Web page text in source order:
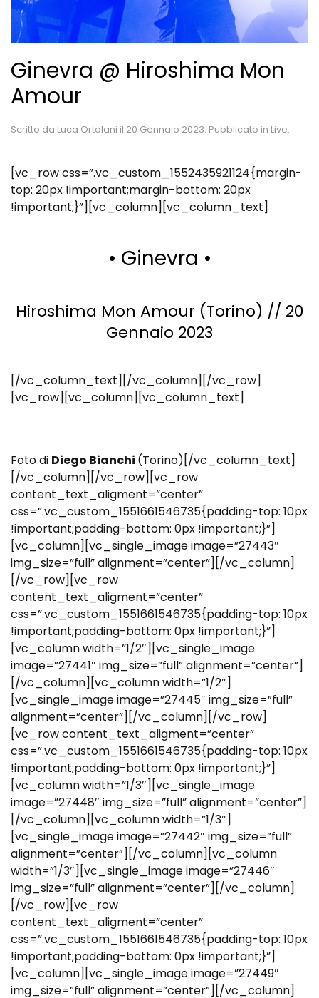
Ginevra @ Hiroshima Mon
Amour
Scritto da Luca Ortolani il 20 Gennaio 2023. Pubblicato in Live.
[vc_row css=”.vc_custom_1552435921124{margin-
top: 20px !important;margin-bottom: 20px
!important;}”][vc_column][vc_column_text]
• Ginevra •
Hiroshima Mon Amour (Torino) // 20
Gennaio 2023
[/vc_column_text][/vc_column][/vc_row]
[vc_row][vc_column][vc_column_text]
Foto di Diego Bianchi (Torino)[/vc_column_text]
[/vc_column][/vc_row][vc_row
content_text_aligment=”center”
css=”.vc_custom_1551661546735{padding-top: 10px
!important;padding-bottom: 0px !important;}”]
[vc_column][vc_single_image image=”27443″
img_size=”full” alignment=”center”][/vc_column]
[/vc_row][vc_row
content_text_aligment=”center”
css=”.vc_custom_1551661546735{padding-top: 10px
!important;padding-bottom: 0px !important;}”]
[vc_column width=”1/2″][vc_single_image
image=”27441″ img_size=”full” alignment=”center”]
[/vc_column][vc_column width=”1/2″]
[vc_single_image image=”27445″ img_size=”full”
alignment=”center”][/vc_column][/vc_row]
[vc_row content_text_aligment=”center”
css=”.vc_custom_1551661546735{padding-top: 10px
!important;padding-bottom: 0px !important;}”]
[vc_column width=”1/3″][vc_single_image
image=”27448″ img_size=”full” alignment=”center”]
[/vc_column][vc_column width=”1/3″]
[vc_single_image image=”27442″ img_size=”full”
alignment=”center”][/vc_column][vc_column
width=”1/3″][vc_single_image image=”27446″
img_size=”full” alignment=”center”][/vc_column]
[/vc_row][vc_row
content_text_aligment=”center”
css=”.vc_custom_1551661546735{padding-top: 10px
!important;padding-bottom: 0px !important;}”]
[vc_column][vc_single_image image=”27449″
img_size=”full” alignment=”center”][/vc_column]